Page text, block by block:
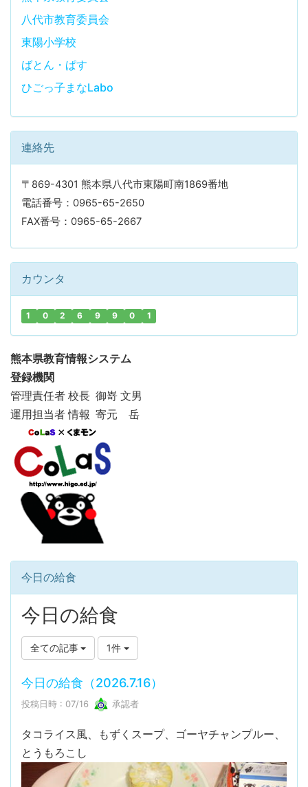
八代市教育委員会
東陽小学校
ばとん・ぱす
ひごっ子まなLabo
連絡先
〒869-4301 熊本県八代市東陽町南1869番地
電話番号：0965-65-2650
FAX番号：0965-65-2667
カウンタ
1 0 2 6 9 9 0 1
熊本県教育情報システム
登録機関
管理責任者 校長 御嵜 文男
運用担当者 情報 寄元 岳
今日の給食
今日の給食
全ての記事 1件
今日の給食（2026.7.16）
投稿日時 : 07/16 承認者
タコライス風、もずくスープ、ゴーヤチャンプルー、
とうもろこし